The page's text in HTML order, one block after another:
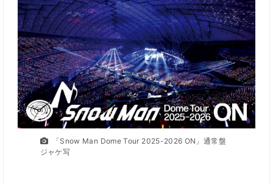
「Snow Man Dome Tour 2025-2026 ON」通常盤
ジャケ写